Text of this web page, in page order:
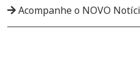
Acompanhe o NOVO